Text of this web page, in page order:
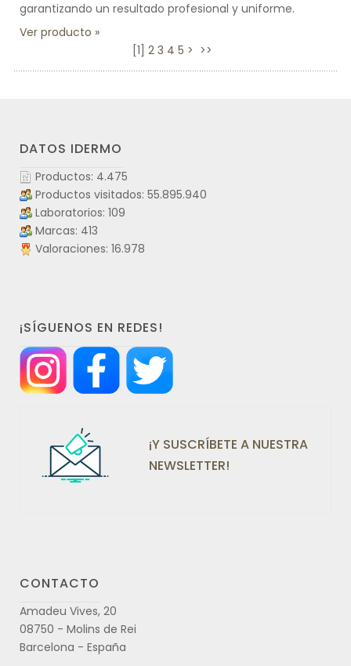
garantizando un resultado profesional y uniforme.
Ver producto
1 2 3 4 5 > >>
DATOS IDERMO
Productos: 4.475
Productos visitados: 55.895.940
Laboratorios: 109
Marcas: 413
Valoraciones: 16.978
¡SÍGUENOS EN REDES!
¡Y SUSCRÍBETE A NUESTRA
NEWSLETTER!
CONTACTO
Amadeu Vives, 20
08750 - Molins de Rei
Barcelona - España